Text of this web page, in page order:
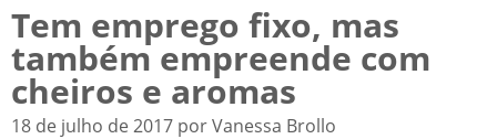
Tem emprego fixo, mas
também empreende com
cheiros e aromas
18 de julho de 2017 por Vanessa Brollo